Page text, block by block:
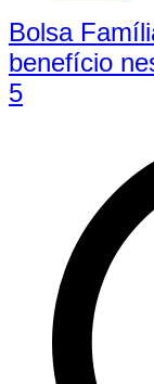
Bolsa
benefício
5